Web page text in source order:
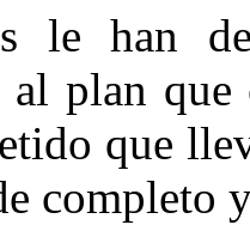
le han
plan que
que
completo